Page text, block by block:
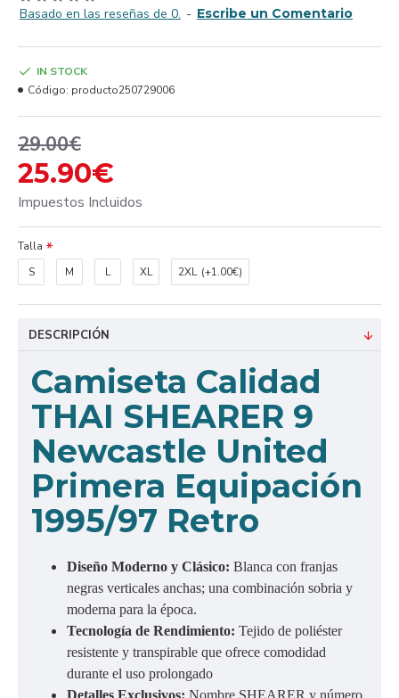
Basado en las reseñas de 0. - Escribe un Comentario
25.90€
29.00€
Impuestos Incluidos
IN STOCK
Código: producto250729006
Talla
S
M L XL 2XL (+1.00€)
DESCRIPCIÓN
Camiseta Calidad
THAI SHEARER 9
Newcastle United
Primera Equipación
1995/97 Retro
Diseño Moderno y Clásico: Blanca con franjas
negras verticales anchas; una combinación sobria y
moderna para la época.
Tecnología de Rendimiento: Tejido de poliéster
resistente y transpirable que ofrece comodidad
durante el uso prolongado
Detalles Exclusivos: Nombre SHEARER y número